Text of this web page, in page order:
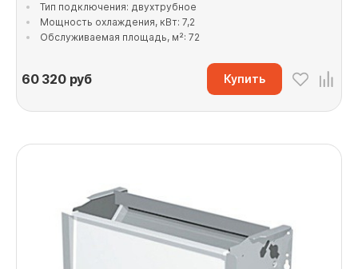
Тип подключения: двухтрубное
Мощность охлаждения, кВт: 7,2
Обслуживаемая площадь, м²: 72
60 320руб Купить